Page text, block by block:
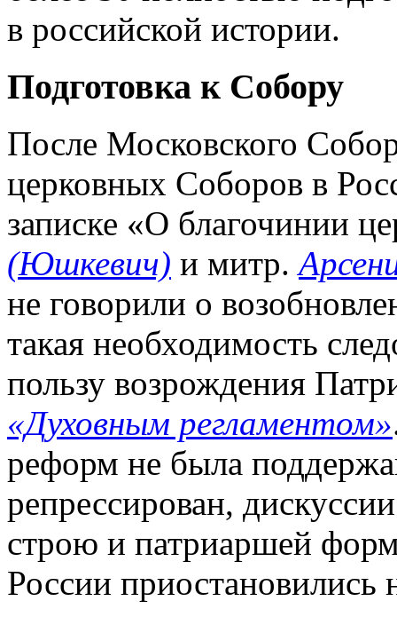
в российской истории.
Подготовка к Собору
После Московского
церковных Соборов в
записке «О благочинии
(Юшкевич) и митр.
не говорили о
такая необходимость
пользу возрождения
«Духовным регламентом»
реформ не была
репрессирован,
строю и патриаршей
России приостановились